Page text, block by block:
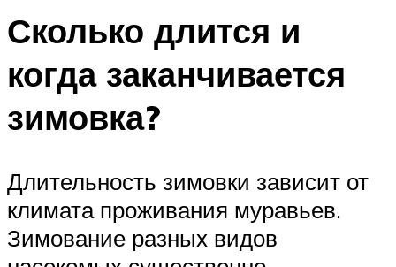
Сколько длится и
когда заканчивается
зимовка?
Длительность зимовки зависит от
климата проживания муравьев.
Зимование разных видов